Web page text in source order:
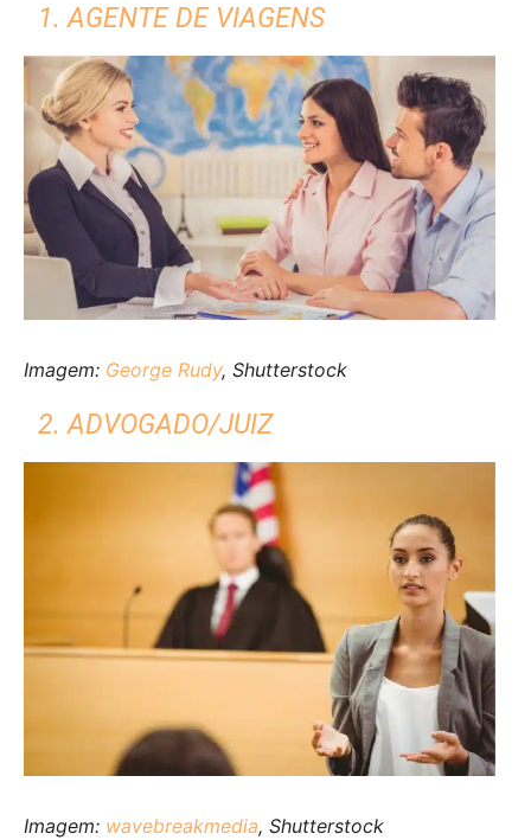
1. AGENTE DE VIAGENS
Imagem: George Rudy, Shutterstock
2. ADVOGADO/JUIZ
Imagem: wavebreakmedia, Shutterstock